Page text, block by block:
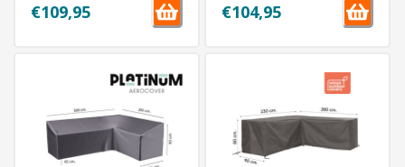
€109,95 €104,95